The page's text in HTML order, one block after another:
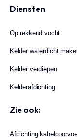
Diensten
Optrekkend vocht
Kelder waterdicht
Kelder verdiepen
Kelderafdichting
Zie ook:
Afdichting